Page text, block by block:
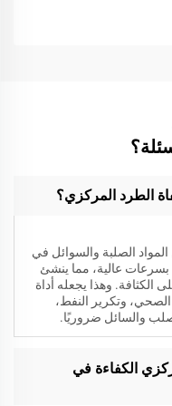
الطرد المركزي؟
الصلبة والسوائل في
عالية، مما ينشئ
وهذا يجعله أداة
وتكرير النفط،
والسائل ضروريًا.
الكفاءة في